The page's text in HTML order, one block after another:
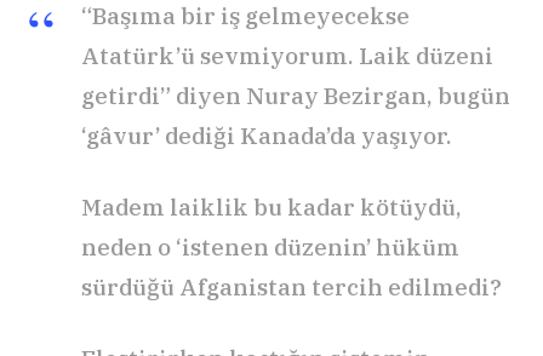
“Başıma bir iş gelmeyecekse
Atatürk’ü sevmiyorum. Laik düzeni
getirdi” diyen Nuray Bezirgan, bugün
‘gâvur’ dediği Kanada’da yaşıyor.
Madem laiklik bu kadar kötüydü,
neden o ‘istenen düzenin’ hüküm
sürdüğü Afganistan tercih edilmedi?